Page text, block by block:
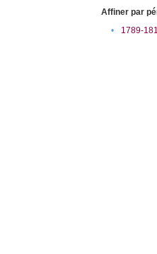
Affiner par
•
1789-